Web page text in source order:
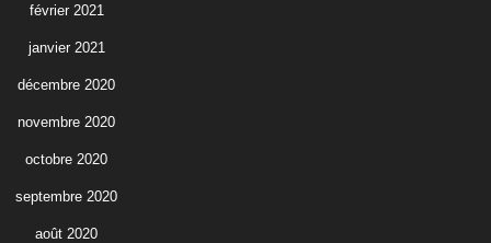
février 2021
janvier 2021
décembre 2020
novembre 2020
octobre 2020
septembre 2020
août 2020